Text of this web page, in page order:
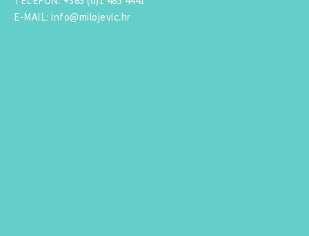
E-MAIL: info@milojevic.hr